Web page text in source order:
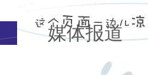
媒体报道